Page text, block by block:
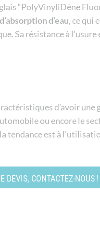
“PolyVinyliDène
d’eau, ce qui
Sa résistance à
d’avoir
ou encore le
est à
DEVIS, CONTACTEZ-NOUS !